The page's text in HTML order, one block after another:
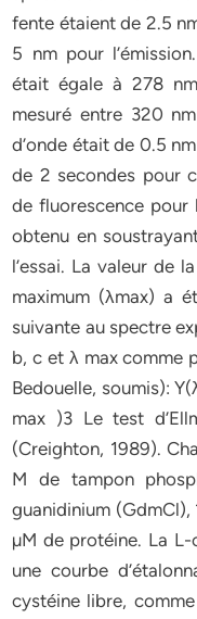
fente étaient de 2.5
5 nm pour
était égale à 278
mesuré entre 320
d’onde était de 0.5
de 2 secondes pour
de fluorescence
obtenu en
l’essai. La valeur de
maximum (λmax) a
suivante au spectre
b, c et λ max comme
Bedouelle, soumis):
max )3 Le test
(Creighton, 1989).
M de tampon
guanidinium (GdmCl),
µM de protéine. La
une courbe
cystéine libre,